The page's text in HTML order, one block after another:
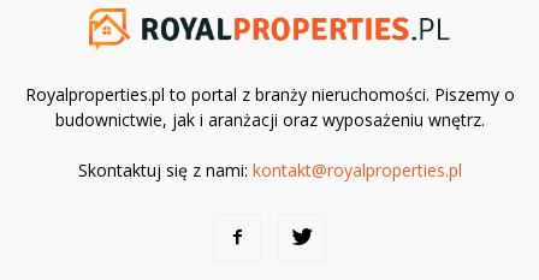
Royalproperties.pl to portal z branży nieruchomości. Piszemy o
budownictwie, jak i aranżacji oraz wyposażeniu wnętrz.
Skontaktuj się z nami: kontakt@royalproperties.pl